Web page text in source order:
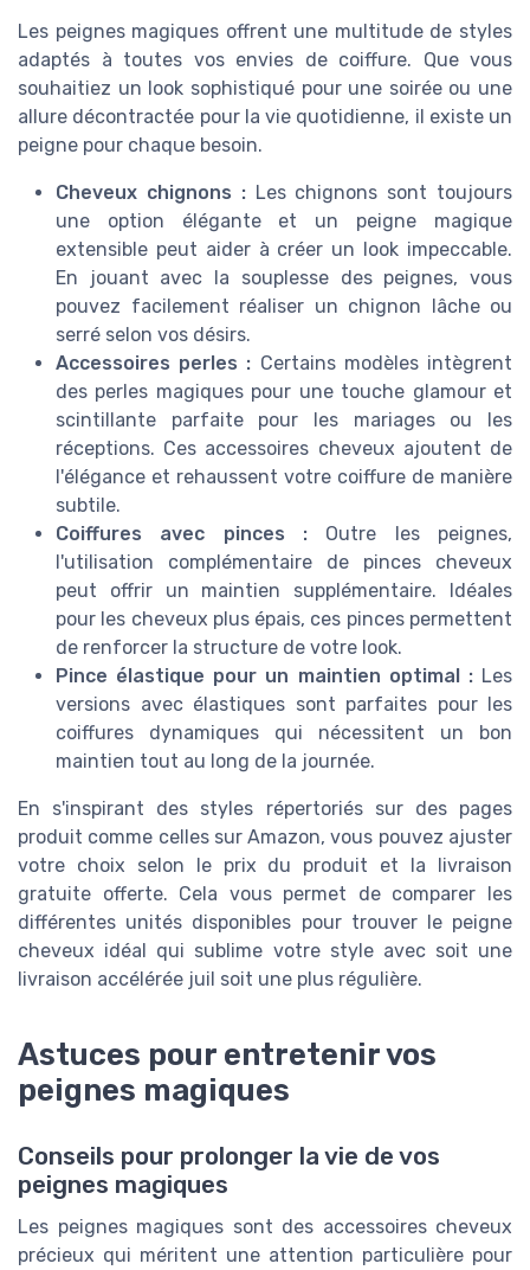
Les peignes magiques offrent une multitude de styles
adaptés à toutes vos envies de coiffure. Que vous
souhaitiez un look sophistiqué pour une soirée ou une
allure décontractée pour la vie quotidienne, il existe un
peigne pour chaque besoin.
Cheveux chignons :Les chignons sont toujours
une option élégante et un peigne magique
extensible peut aider à créer un look impeccable.
En jouant avec la souplesse des peignes, vous
pouvez facilement réaliser un chignon lâche ou
serré selon vos désirs.
Accessoires perles : Certains modèles intègrent
des perles magiques pour une touche glamour et
scintillante parfaite pour les mariages ou les
réceptions. Ces accessoires cheveux ajoutent de
l'élégance et rehaussent votre coiffure de manière
subtile.
Coiffures avec pinces : Outre les peignes,
l'utilisation complémentaire de pinces cheveux
peut offrir un maintien supplémentaire. Idéales
pour les cheveux plus épais, ces pinces permettent
de renforcer la structure de votre look.
Pince élastique pour un maintien optimal :Les
versions avec élastiques sont parfaites pour les
coiffures dynamiques qui nécessitent un bon
maintien tout au long de la journée.
En s'inspirant des styles répertoriés sur des pages
produit comme celles sur Amazon, vous pouvez ajuster
votre choix selon le prix du produit et la livraison
gratuite offerte. Cela vous permet de comparer les
différentes unités disponibles pour trouver le peigne
cheveux idéal qui sublime votre style avec soit une
livraison accélérée juil soit une plus régulière.
Astuces pour entretenir vos
peignes magiques
Conseils pour prolonger la vie de vos
peignes magiques
Les peignes magiques sont des accessoires cheveux
précieux qui méritent une attention particulière pour